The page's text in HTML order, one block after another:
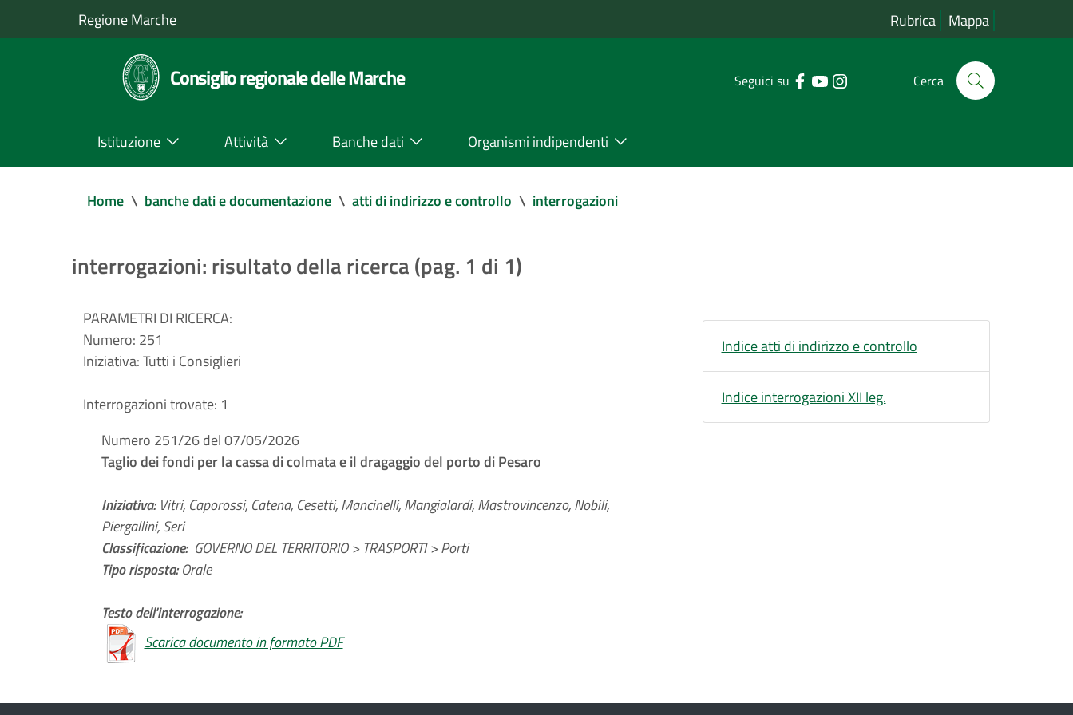
Regione Marche Rubrica Mappa
Consiglio regionale delle Marche Seguici su Cerca
Istituzione Attività Banche dati Organismi indipendenti
Home \ banche dati e documentazione \ atti di indirizzo e controllo \ interrogazioni
interrogazioni: risultato della ricerca (pag. 1 di 1)
PARAMETRI DI RICERCA:
Numero: 251
Iniziativa:Tutti i Consiglieri
Interrogazioni trovate: 1
Numero 251/26 del 07/05/2026
Taglio dei fondi per la cassa di colmata e il dragaggio del porto di Pesaro
Iniziativa:Vitri, Caporossi, Catena, Cesetti, Mancinelli, Mangialardi, Mastrovincenzo, Nobili,
Piergallini, Seri
Classificazione: GOVERNO DEL TERRITORIO > TRASPORTI > Porti
Tipo risposta:Orale
Testo dell'interrogazione:
Scarica documento in formato PDF
Indice atti di indirizzo e controllo
Indice interrogazioni XII leg.